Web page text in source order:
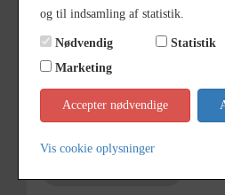
Fotograf Leif
Se på kort
Type
Enhed
og til indsamling af statistik.
Nødvendig
Statistik
Marketing
Accepter nødvendige
Vis cookie oplysninger